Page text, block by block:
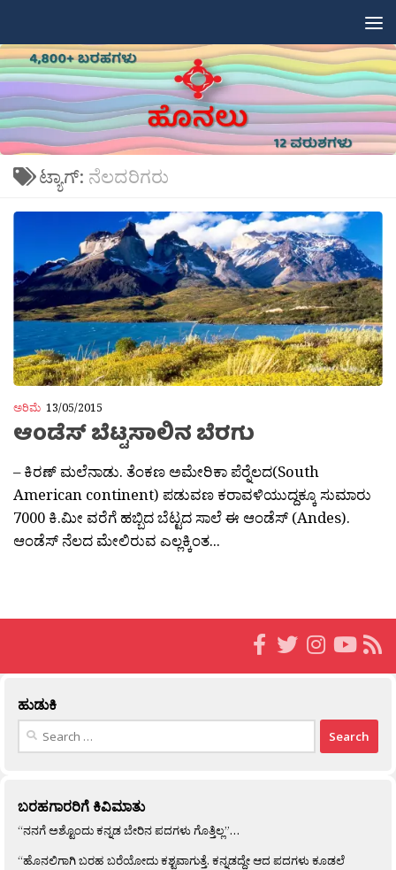
ಟ್ಯಾಗ್: ನೆಲದರಿಗರು
ಅರಿಮೆ 13/05/2015
ಆಂಡೆಸ್ ಬೆಟ್ಟಸಾಲಿನ ಬೆರಗು
– ಕಿರಣ್ ಮಲೆನಾಡು. ತೆಂಕಣ ಅಮೇರಿಕಾ ಪೆರ‍್ನೆಲದ(South
American continent) ಪಡುವಣ ಕರಾವಳಿಯುದ್ದಕ್ಕೂ ಸುಮಾರು
7000 ಕಿ.ಮೀ ವರೆಗೆ ಹಬ್ಬಿದ ಬೆಟ್ಟದ ಸಾಲೆ ಈ ಆಂಡೆಸ್ (Andes).
ಆಂಡೆಸ್ ನೆಲದ ಮೇಲಿರುವ ಎಲ್ಲಕ್ಕಿಂತ...
ಹುಡುಕಿ
Search
ಬರಹಗಾರರಿಗೆ ಕಿವಿಮಾತು
“ನನಗೆ ಅಶ್ಟೊಂದು ಕನ್ನಡ ಬೇರಿನ ಪದಗಳು ಗೊತ್ತಿಲ್ಲ”…
“ಹೊನಲಿಗಾಗಿ ಬರಹ ಬರೆಯೋದು ಕಶ್ಟವಾಗುತ್ತೆ. ಕನ್ನಡದ್ದೇ ಆದ ಪದಗಳು ಕೂಡಲೆ